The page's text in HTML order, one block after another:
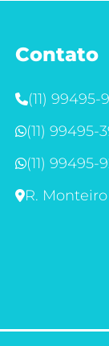
Contato
(11) 99495-
(11) 99495-
(11) 99495-
R.